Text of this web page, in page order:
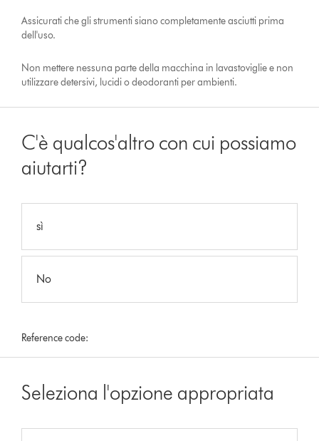
Assicurati che gli strumenti siano completamente asciutti prima
dell'uso.
Non mettere nessuna parte della macchina in lavastoviglie e non
utilizzare detersivi, lucidi o deodoranti per ambienti.
C'è qualcos'altro con cui possiamo
aiutarti?
sì
No
Reference code:
Seleziona l'opzione appropriata